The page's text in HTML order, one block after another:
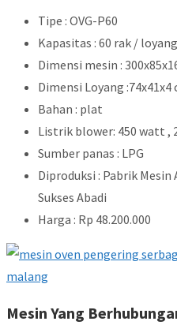
Tipe : OVG-P60
Kapasitas : 60 rak / loyang
Dimensi mesin :
Dimensi Loyang :74x41x4
Bahan : plat
Listrik blower: 450 watt ,
Sumber panas : LPG
Diproduksi : Pabrik
Sukses Abadi
Harga : Rp 48.200.000
Mesin Yang